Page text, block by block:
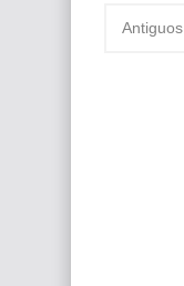
Antiguos